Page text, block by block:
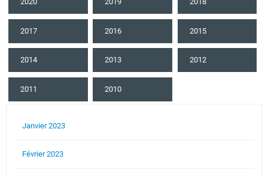
2017 2016 2015
2014 2013 2012
2011 2010
Janvier 2023
Février 2023